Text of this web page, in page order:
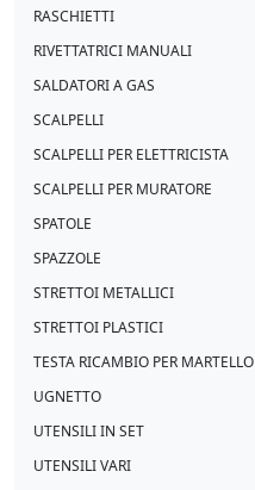
RASCHIETTI
RIVETTATRICI MANUALI
SALDATORI A GAS
SCALPELLI
SCALPELLI PER ELETTRICISTA
SCALPELLI PER MURATORE
SPATOLE
SPAZZOLE
STRETTOI METALLICI
STRETTOI PLASTICI
TESTA RICAMBIO PER MARTELLO
UGNETTO
UTENSILI IN SET
UTENSILI VARI